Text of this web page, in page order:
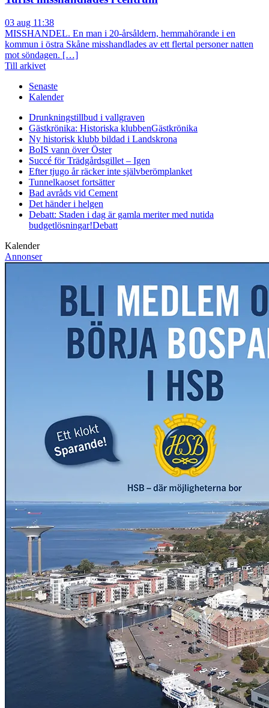
03 aug 11:38
MISSHANDEL. En man i 20-årsåldern, hemmahörande i en
kommun i östra Skåne misshandlades av ett flertal personer natten
mot söndagen. […]
Till arkivet
Senaste
Kalender
Drunkningstillbud i vallgraven
Gästkrönika: Historiska klubbenGästkrönika
Ny historisk klubb bildad i Landskrona
BoIS vann över Öster
Succé för Trädgårdsgillet – Igen
Efter tjugo år räcker inte självberömplanket
Tunnelkaoset fortsätter
Bad avråds vid Cement
Det händer i helgen
Debatt: Staden i dag är gamla meriter med nutida
budgetlösningar!Debatt
Kalender
Annonser